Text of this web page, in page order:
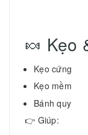
🍬 Kẹo
Kẹo cứng
Kẹo mềm
Bánh quy
👉 Giúp: